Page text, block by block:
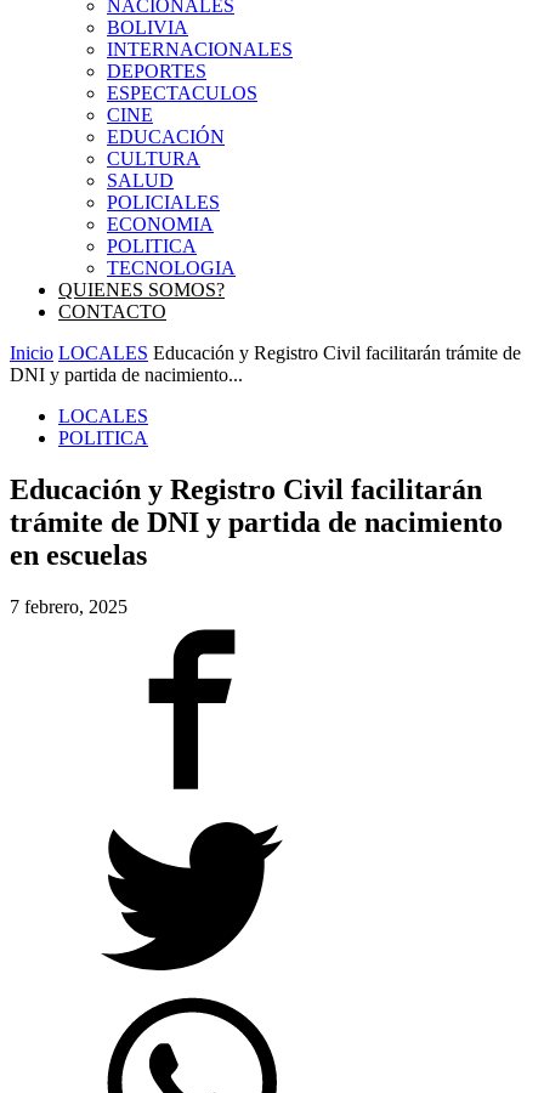
NACIONALES
BOLIVIA
INTERNACIONALES
DEPORTES
ESPECTACULOS
CINE
EDUCACIÓN
CULTURA
SALUD
POLICIALES
ECONOMIA
POLITICA
TECNOLOGIA
QUIENES SOMOS?
CONTACTO
Inicio LOCALES Educación y Registro Civil facilitarán trámite de
DNI y partida de nacimiento...
LOCALES
POLITICA
Educación y Registro Civil facilitarán
trámite de DNI y partida de nacimiento
en escuelas
7 febrero, 2025